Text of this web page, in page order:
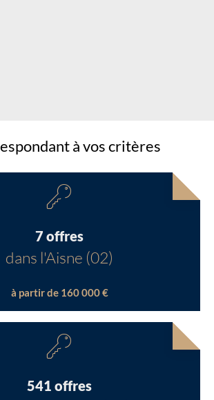
à vos critères
7 offres
dans l'Aisne (02)
à partir de 160 000 €
541 offres